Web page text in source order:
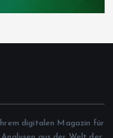
digitalen Magazin für